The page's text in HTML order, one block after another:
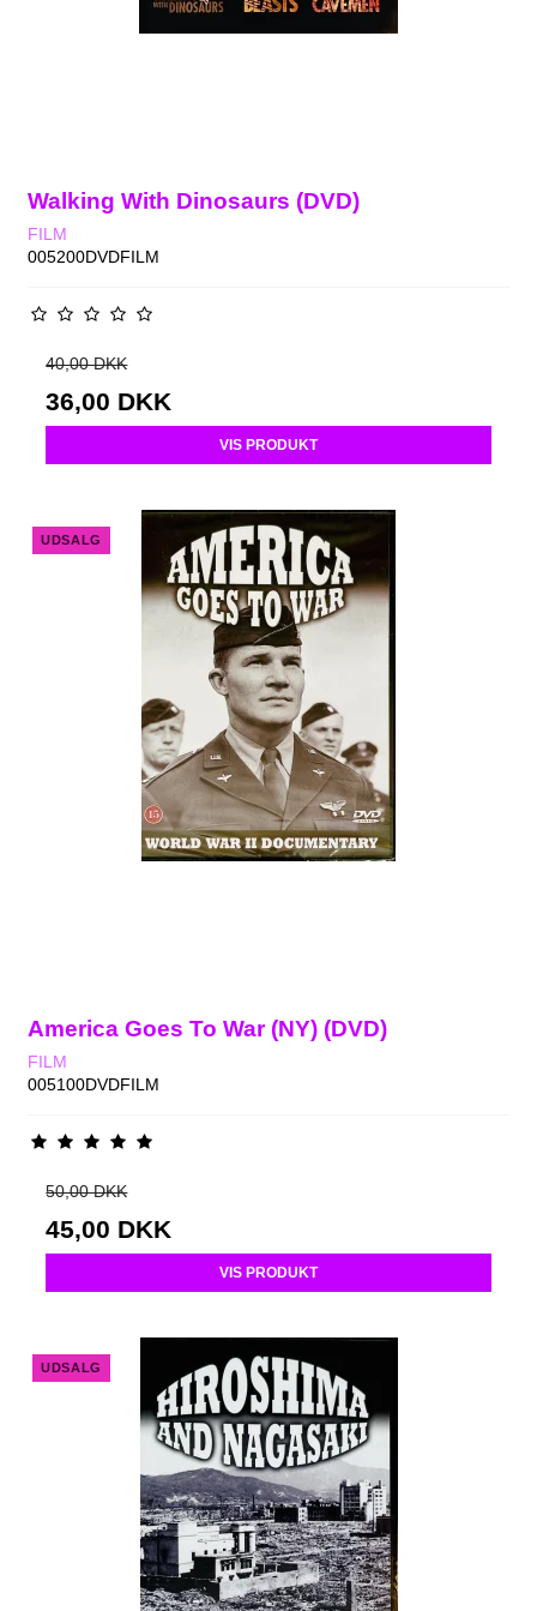
Walking With Dinosaurs (DVD)
FILM
005200DVDFILM
40,00 DKK
36,00 DKK
VIS PRODUKT
UDSALG
America Goes To War (NY) (DVD)
FILM
005100DVDFILM
50,00 DKK
45,00 DKK
VIS PRODUKT
UDSALG